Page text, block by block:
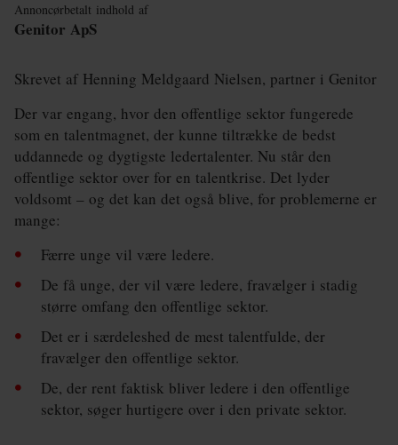
EU
Forsvar og Beredskab
Fødevarer
Hovedstaden
Klima
Kommunal
Kultur
Maritim
Annoncørbetalt indhold af
Genitor ApS
Skrevet af Henning Meldgaard Nielsen, partner i Genitor
Der var engang, hvor den offentlige sektor fungerede
som en talentmagnet, der kunne tiltrække de bedst
uddannede og dygtigste ledertalenter. Nu står den
offentlige sektor over for en talentkrise. Det lyder
voldsomt – og det kan det også blive, for problemerne er
mange:
Færre unge vil være ledere.
De få unge, der vil være ledere, fravælger i stadig
større omfang den offentlige sektor.
Det er i særdeleshed de mest talentfulde, der
fravælger den offentlige sektor.
De, der rent faktisk bliver ledere i den offentlige
sektor, søger hurtigere over i den private sektor.